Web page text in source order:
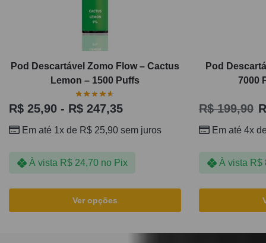
Pod Descartável Zomo Flow – Cactus
Lemon – 1500 Puffs
R$ 25,90 - R$ 247,35
Em até 1x de R$ 25,90 sem juros
À vista R$24,70 no Pix
Ver opções
Pod
7000
R$199,90
Em até 4x
À vista R$